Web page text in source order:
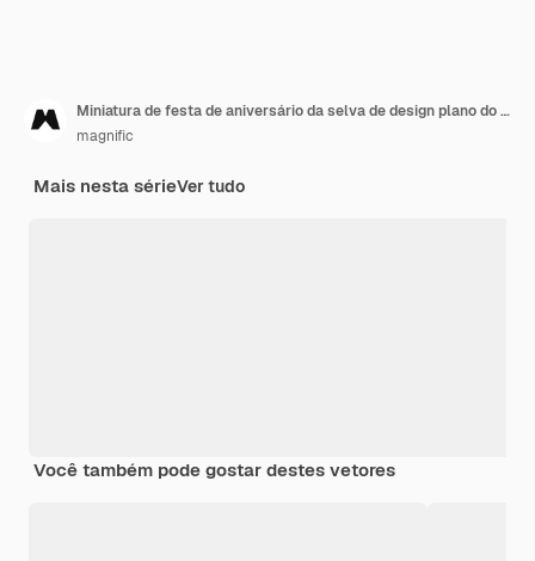
Miniatura de festa de aniversário da selva de design plano do youtube
magnific
Mais nesta sérieVer tudo
Você também pode gostar destes vetores